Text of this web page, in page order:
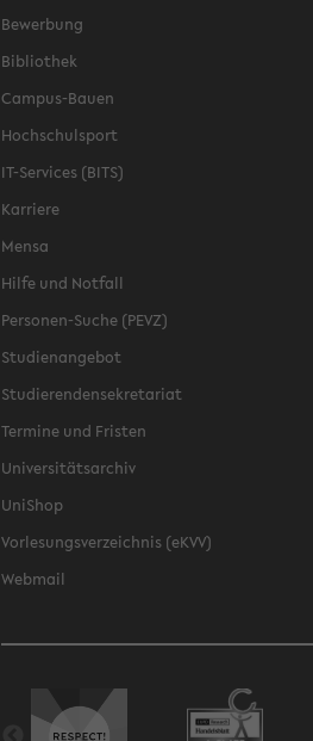
Bewerbung
Bibliothek
Campus-Bauen
Hochschulsport
IT-Services (BITS)
Karriere
Mensa
Hilfe und Notfall
Personen-Suche (PEVZ)
Studienangebot
Studierendensekretariat
Termine und Fristen
Universitätsarchiv
UniShop
Vorlesungsverzeichnis (eKVV)
Webmail